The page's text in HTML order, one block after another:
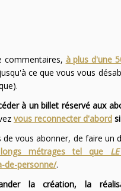
commentaires, à plus d'une
ce que vous vous
à un billet réservé aux
vous reconnecter d'abordsi
de vous abonner, de faire un
métrages tel que
de-personne/.
la création, la